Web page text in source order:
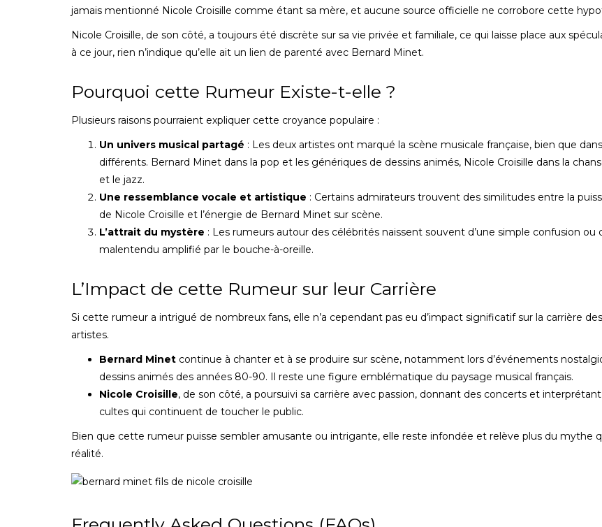
jamais mentionné Nicole Croisille comme étant sa mère, et aucune source officielle ne corrobore cette
Nicole Croisille, de son côté, a toujours été discrète sur sa vie privée et familiale, ce qui laisse place aux
à ce jour, rien n’indique qu’elle ait un lien de parenté avec Bernard Minet.
Pourquoi cette Rumeur Existe-t-elle ?
Plusieurs raisons pourraient expliquer cette croyance populaire :
Un univers musical partagé : Les deux artistes ont marqué la scène musicale française, bien que
différents. Bernard Minet dans la pop et les génériques de dessins animés, Nicole Croisille dans la
et le jazz.
Une ressemblance vocale et artistique : Certains admirateurs trouvent des similitudes entre la
de Nicole Croisille et l’énergie de Bernard Minet sur scène.
L’attrait du mystère : Les rumeurs autour des célébrités naissent souvent d’une simple confusion ou
malentendu amplifié par le bouche-à-oreille.
L’Impact de cette Rumeur sur leur Carrière
Si cette rumeur a intrigué de nombreux fans, elle n’a cependant pas eu d’impact significatif sur la carrière
artistes.
Bernard Minet continue à chanter et à se produire sur scène, notamment lors d’événements
dessins animés des années 80-90. Il reste une figure emblématique du paysage musical français.
Nicole Croisille, de son côté, a poursuivi sa carrière avec passion, donnant des concerts et
cultes qui continuent de toucher le public.
Bien que cette rumeur puisse sembler amusante ou intrigante, elle reste infondée et relève plus du mythe
réalité.